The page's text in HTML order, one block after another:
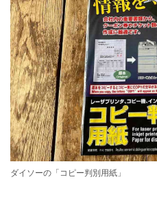
ダイソーの「コピー判別用紙」